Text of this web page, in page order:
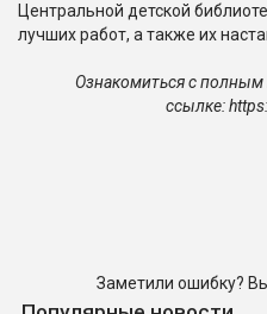
Центральной детской
лучших работ, а также их
Ознакомиться с
ссылке:
Заметили ошибку?